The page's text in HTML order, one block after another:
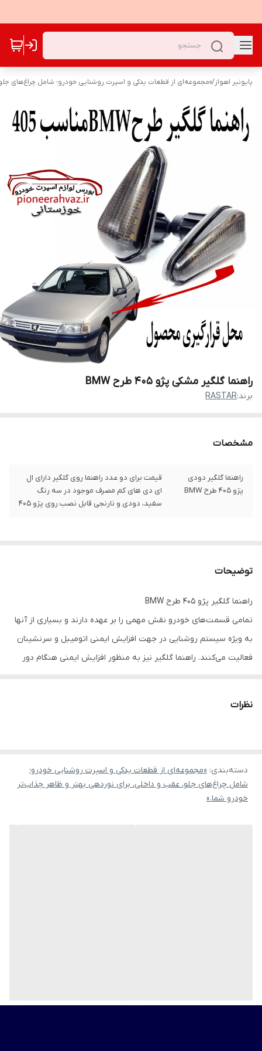
پایونیر اهواز/«مجموعه‌ای از قطعات یدکی و اسپرت روشنایی خودرو؛ شامل چراغ‌های
راهنما گلگیر مشکی پژو 405 طرح BMW
برند:RASTAR
مشخصات
راهنما گلگیر دودی
پژو 405 طرح BMW
قیمت برای دو عدد راهنما روی گلگیر دارای ال
ای دی های کم مصرف موجود در سه رنگ
سفید، دودی و نارنجی قابل نصب روی پژو 405
توضیحات
راهنما گلگیر پژو 405 طرح BMW
تمامی قسمت‌های خودرو نقش مهمی را بر عهده دارند و بسیاری از آنها
به ویژه سیستم روشنایی در جهت افزایش ایمنی اتومیبل و سرنشینان
فعالیت می‌کنند. راهنما گلگیر نیز به منظور افزایش ایمنی هنگام دور
جدیدی دارد که برای روشنایی نیاز به لامپ نخواهد داشت.
نظرات
دسته‌بندی: «مجموعه‌ای از قطعات یدکی و اسپرت روشنایی خودرو؛
شامل چراغ‌های جلو، عقب و داخلی، برای نوردهی بهتر و ظاهر جذاب‌تر
خودرو شما.»